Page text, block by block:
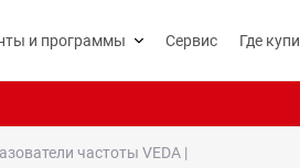
и программы Сервис Где